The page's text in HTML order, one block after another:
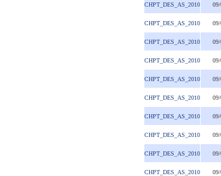
CHPT_DES_AS_2010
CHPT_DES_AS_2010
CHPT_DES_AS_2010
CHPT_DES_AS_2010
CHPT_DES_AS_2010
CHPT_DES_AS_2010
CHPT_DES_AS_2010
CHPT_DES_AS_2010
CHPT_DES_AS_2010
CHPT_DES_AS_2010